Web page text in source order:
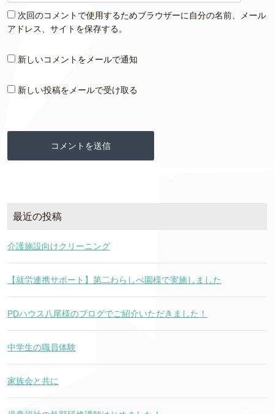
次回のコメントで使用するためブラウザーに自分の名前、メール
アドレス、サイトを保存する。
新しいコメントをメールで通知
新しい投稿をメールで受け取る
最近の投稿
介護施設向けクリーニング
【就労連携サポート】第二わらしべ園様で実施しました
PDハウス八尾様のブログでご紹介いただきました！
中学生の職員体験
家族会と共に